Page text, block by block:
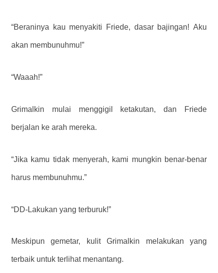
“Beraninya kau menyakiti Friede, dasar bajingan! Aku
akan membunuhmu!”
“Waaah!”
Grimalkin mulai menggigil ketakutan, dan Friede
berjalan ke arah mereka.
“Jika kamu tidak menyerah, kami mungkin benar-benar
harus membunuhmu.”
“DD-Lakukan yang terburuk!”
Meskipun gemetar, kulit Grimalkin melakukan yang
terbaik untuk terlihat menantang.